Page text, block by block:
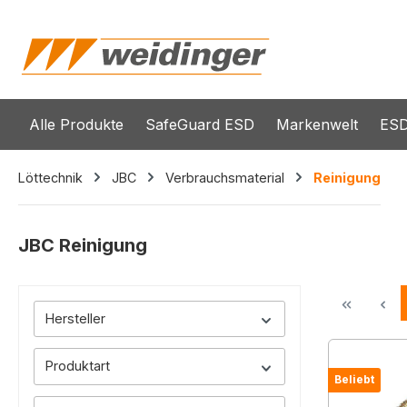
Alle Produkte SafeGuard ESD Markenwelt
Löttechnik JBC Verbrauchsmaterial Reinigung
JBC Reinigung
Hersteller
Produktart
Beliebt